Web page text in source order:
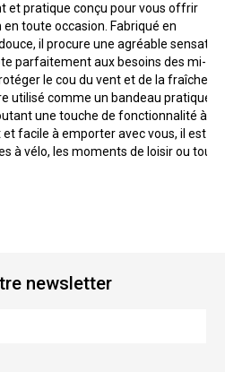
et pratique conçu pour vous offrir
toute occasion. Fabriqué en
il procure une agréable sensation
parfaitement aux besoins des mi-
le cou du vent et de la fraîcheur,
utilisé comme un bandeau pratique
une touche de fonctionnalité à
facile à emporter avec vous, il est
à vélo, les moments de loisir ou toute
newsletter